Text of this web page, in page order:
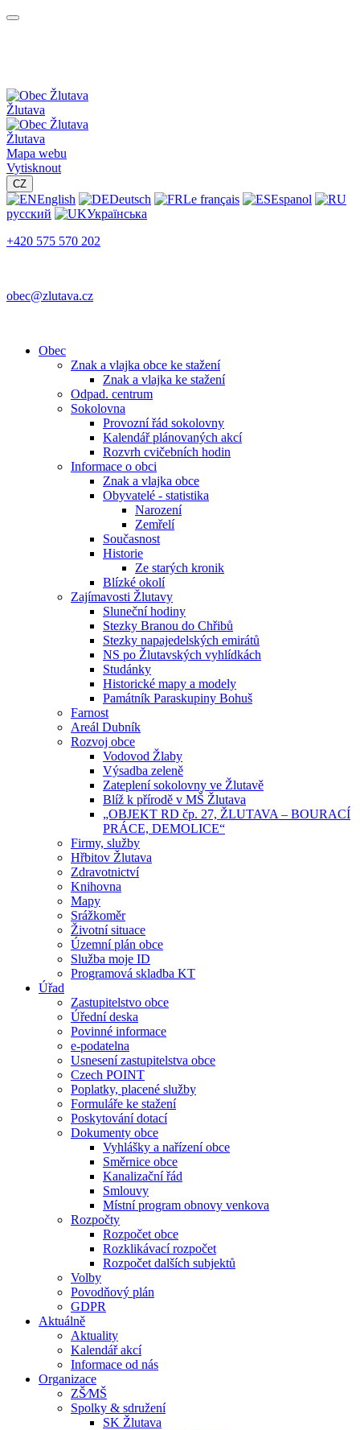
Žlutava
Žlutava
Mapa webu
Vytisknout
CZ
English Deutsch Le français
Espanol
русский
Українська
+420 575 570 202
obec@zlutava.cz
Obec
Znak a vlajka obce ke stažení
Znak a vlajka ke stažení
Odpad. centrum
Sokolovna
Provozní řád sokolovny
Kalendář plánovaných akcí
Rozvrh cvičebních hodin
Informace o obci
Znak a vlajka obce
Obyvatelé - statistika
Narození
Zemřelí
Současnost
Historie
Ze starých kronik
Blízké okolí
Zajímavosti Žlutavy
Sluneční hodiny
Stezky Branou do Chřibů
Stezky napajedelských emirátů
NS po Žlutavských vyhlídkách
Studánky
Historické mapy a modely
Památník Paraskupiny Bohuš
Farnost
Areál Dubník
Rozvoj obce
Vodovod Žlaby
Výsadba zeleně
Zateplení sokolovny ve Žlutavě
Blíž k přírodě v MŠ Žlutava
„OBJEKT RD čp. 27, ŽLUTAVA – BOURACÍ
PRÁCE, DEMOLICE“
Firmy, služby
Hřbitov Žlutava
Zdravotnictví
Knihovna
Mapy
Srážkoměr
Životní situace
Územní plán obce
Služba moje ID
Programová skladba KT
Úřad
Zastupitelstvo obce
Úřední deska
Povinné informace
e-podatelna
Usnesení zastupitelstva obce
Czech POINT
Poplatky, placené služby
Formuláře ke stažení
Poskytování dotací
Dokumenty obce
Vyhlášky a nařízení obce
Směrnice obce
Kanalizační řád
Smlouvy
Místní program obnovy venkova
Rozpočty
Rozpočet obce
Rozklikávací rozpočet
Rozpočet dalších subjektů
Volby
Povodňový plán
GDPR
Aktuálně
Aktuality
Kalendář akcí
Informace od nás
Organizace
ZŠ⁄MŠ
Spolky & sdružení
SK Žlutava